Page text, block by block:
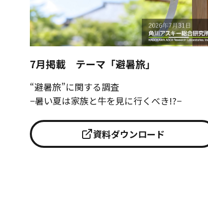
7月掲載 テーマ「避暑旅」
“避暑旅”に関する調査
−暑い夏は家族と牛を見に行くべき!?−
資料ダウンロード